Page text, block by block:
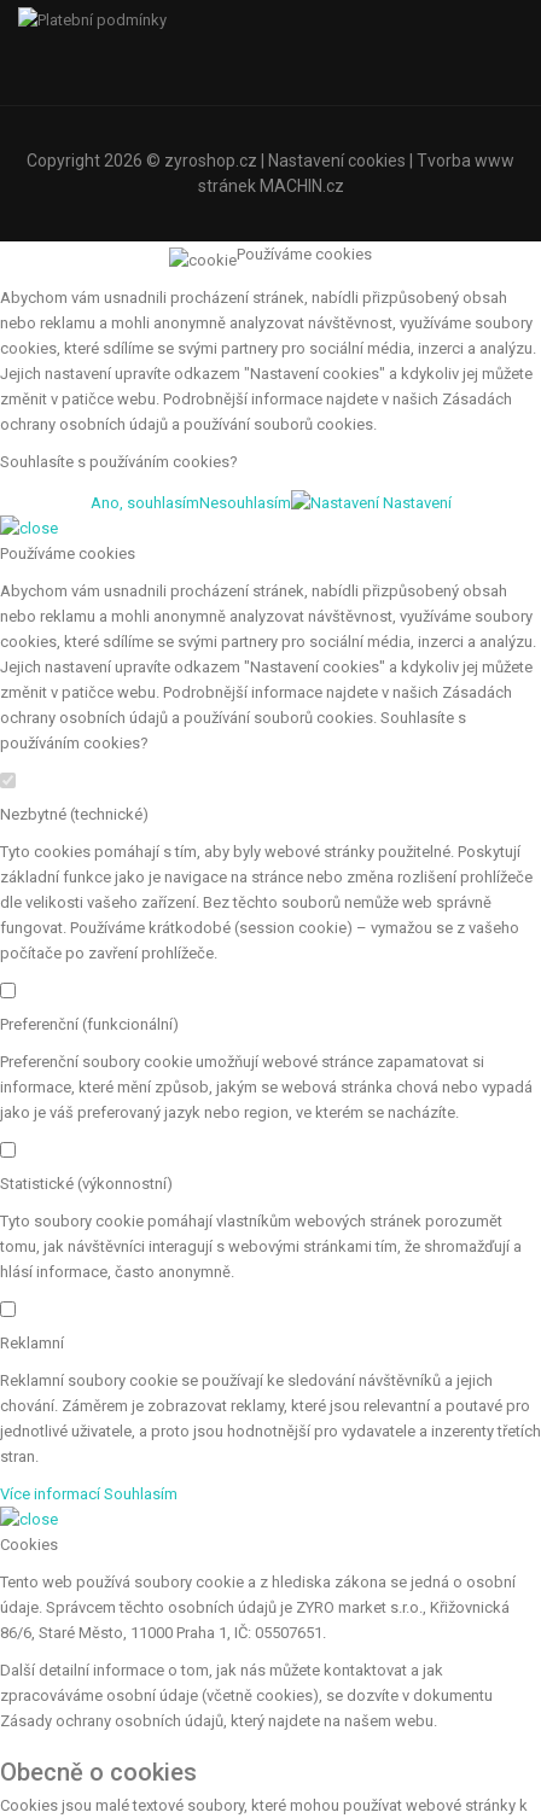
Copyright 2026 © zyroshop.cz Nastavení cookies | Tvorba www
stránek MACHIN.cz
Používáme cookies
Abychom vám usnadnili procházení stránek, nabídli přizpůsobený obsah
nebo reklamu a mohli anonymně analyzovat návštěvnost, využíváme soubory
cookies, které sdílíme se svými partnery pro sociální média, inzerci a analýzu.
Jejich nastavení upravíte odkazem "Nastavení cookies" a kdykoliv jej můžete
změnit v patičce webu. Podrobnější informace najdete v našich Zásadách
ochrany osobních údajů a používání souborů cookies.
Souhlasíte s používáním cookies?
Ano, souhlasímNesouhlasím Nastavení
Používáme cookies
Abychom vám usnadnili procházení stránek, nabídli přizpůsobený obsah
nebo reklamu a mohli anonymně analyzovat návštěvnost, využíváme soubory
cookies, které sdílíme se svými partnery pro sociální média, inzerci a analýzu.
Jejich nastavení upravíte odkazem "Nastavení cookies" a kdykoliv jej můžete
změnit v patičce webu. Podrobnější informace najdete v našich Zásadách
ochrany osobních údajů a používání souborů cookies. Souhlasíte s
používáním cookies?
Nezbytné (technické)
Tyto cookies pomáhají s tím, aby byly webové stránky použitelné. Poskytují
základní funkce jako je navigace na stránce nebo změna rozlišení prohlížeče
dle velikosti vašeho zařízení. Bez těchto souborů nemůže web správně
fungovat. Používáme krátkodobé (session cookie) – vymažou se z vašeho
počítače po zavření prohlížeče.
Preferenční (funkcionální)
Preferenční soubory cookie umožňují webové stránce zapamatovat si
informace, které mění způsob, jakým se webová stránka chová nebo vypadá
jako je váš preferovaný jazyk nebo region, ve kterém se nacházíte.
Statistické (výkonnostní)
Tyto soubory cookie pomáhají vlastníkům webových stránek porozumět
tomu, jak návštěvníci interagují s webovými stránkami tím, že shromažďují a
hlásí informace, často anonymně.
Reklamní
Reklamní soubory cookie se používají ke sledování návštěvníků a jejich
chování. Záměrem je zobrazovat reklamy, které jsou relevantní a poutavé pro
jednotlivé uživatele, a proto jsou hodnotnější pro vydavatele a inzerenty třetích
stran.
Více informací Souhlasím
Cookies
Tento web používá soubory cookie a z hlediska zákona se jedná o osobní
údaje. Správcem těchto osobních údajů je ZYRO market s.r.o., Křižovnická
86/6, Staré Město, 11000 Praha 1, IČ: 05507651.
Další detailní informace o tom, jak nás můžete kontaktovat a jak
zpracováváme osobní údaje (včetně cookies), se dozvíte v dokumentu
Zásady ochrany osobních údajů, který najdete na našem webu.
Obecně o cookies
Cookies jsou malé textové soubory, které mohou používat webové stránky k